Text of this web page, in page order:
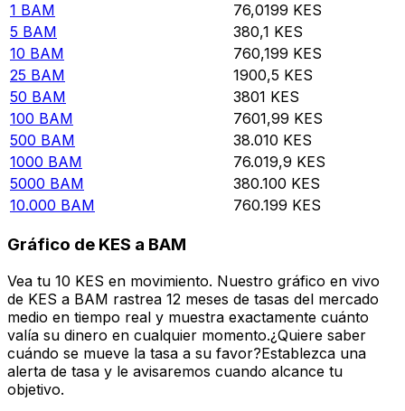
1 BAM 76,0199 KES
5 BAM 380,1 KES
10 BAM 760,199 KES
25 BAM 1900,5 KES
50 BAM 3801 KES
100 BAM 7601,99 KES
500 BAM 38.010 KES
1000 BAM 76.019,9 KES
5000 BAM 380.100 KES
10.000 BAM 760.199 KES
Gráfico de KES a BAM
Vea tu 10 KES en movimiento. Nuestro gráfico en vivo
de KES a BAM rastrea 12 meses de tasas del mercado
medio en tiempo real y muestra exactamente cuánto
valía su dinero en cualquier momento.¿Quiere saber
cuándo se mueve la tasa a su favor?Establezca una
alerta de tasa y le avisaremos cuando alcance tu
objetivo.